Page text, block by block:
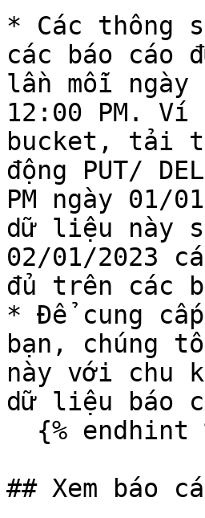
* Các thông
các báo cáo
lần mỗi ngày
12:00 PM.
bucket, tải
động PUT/
PM ngày 01/
dữ liệu này
02/01/2023
đủ trên các
* Để cung
bạn, chúng
này với chu
dữ liệu báo
## Xem báo